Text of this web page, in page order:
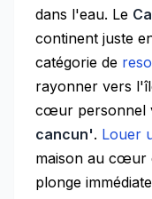
dans l'eau. Le
continent juste
catégorie de
rayonner vers
cœur personnel
cancun'. Louer
maison au cœur
plonge